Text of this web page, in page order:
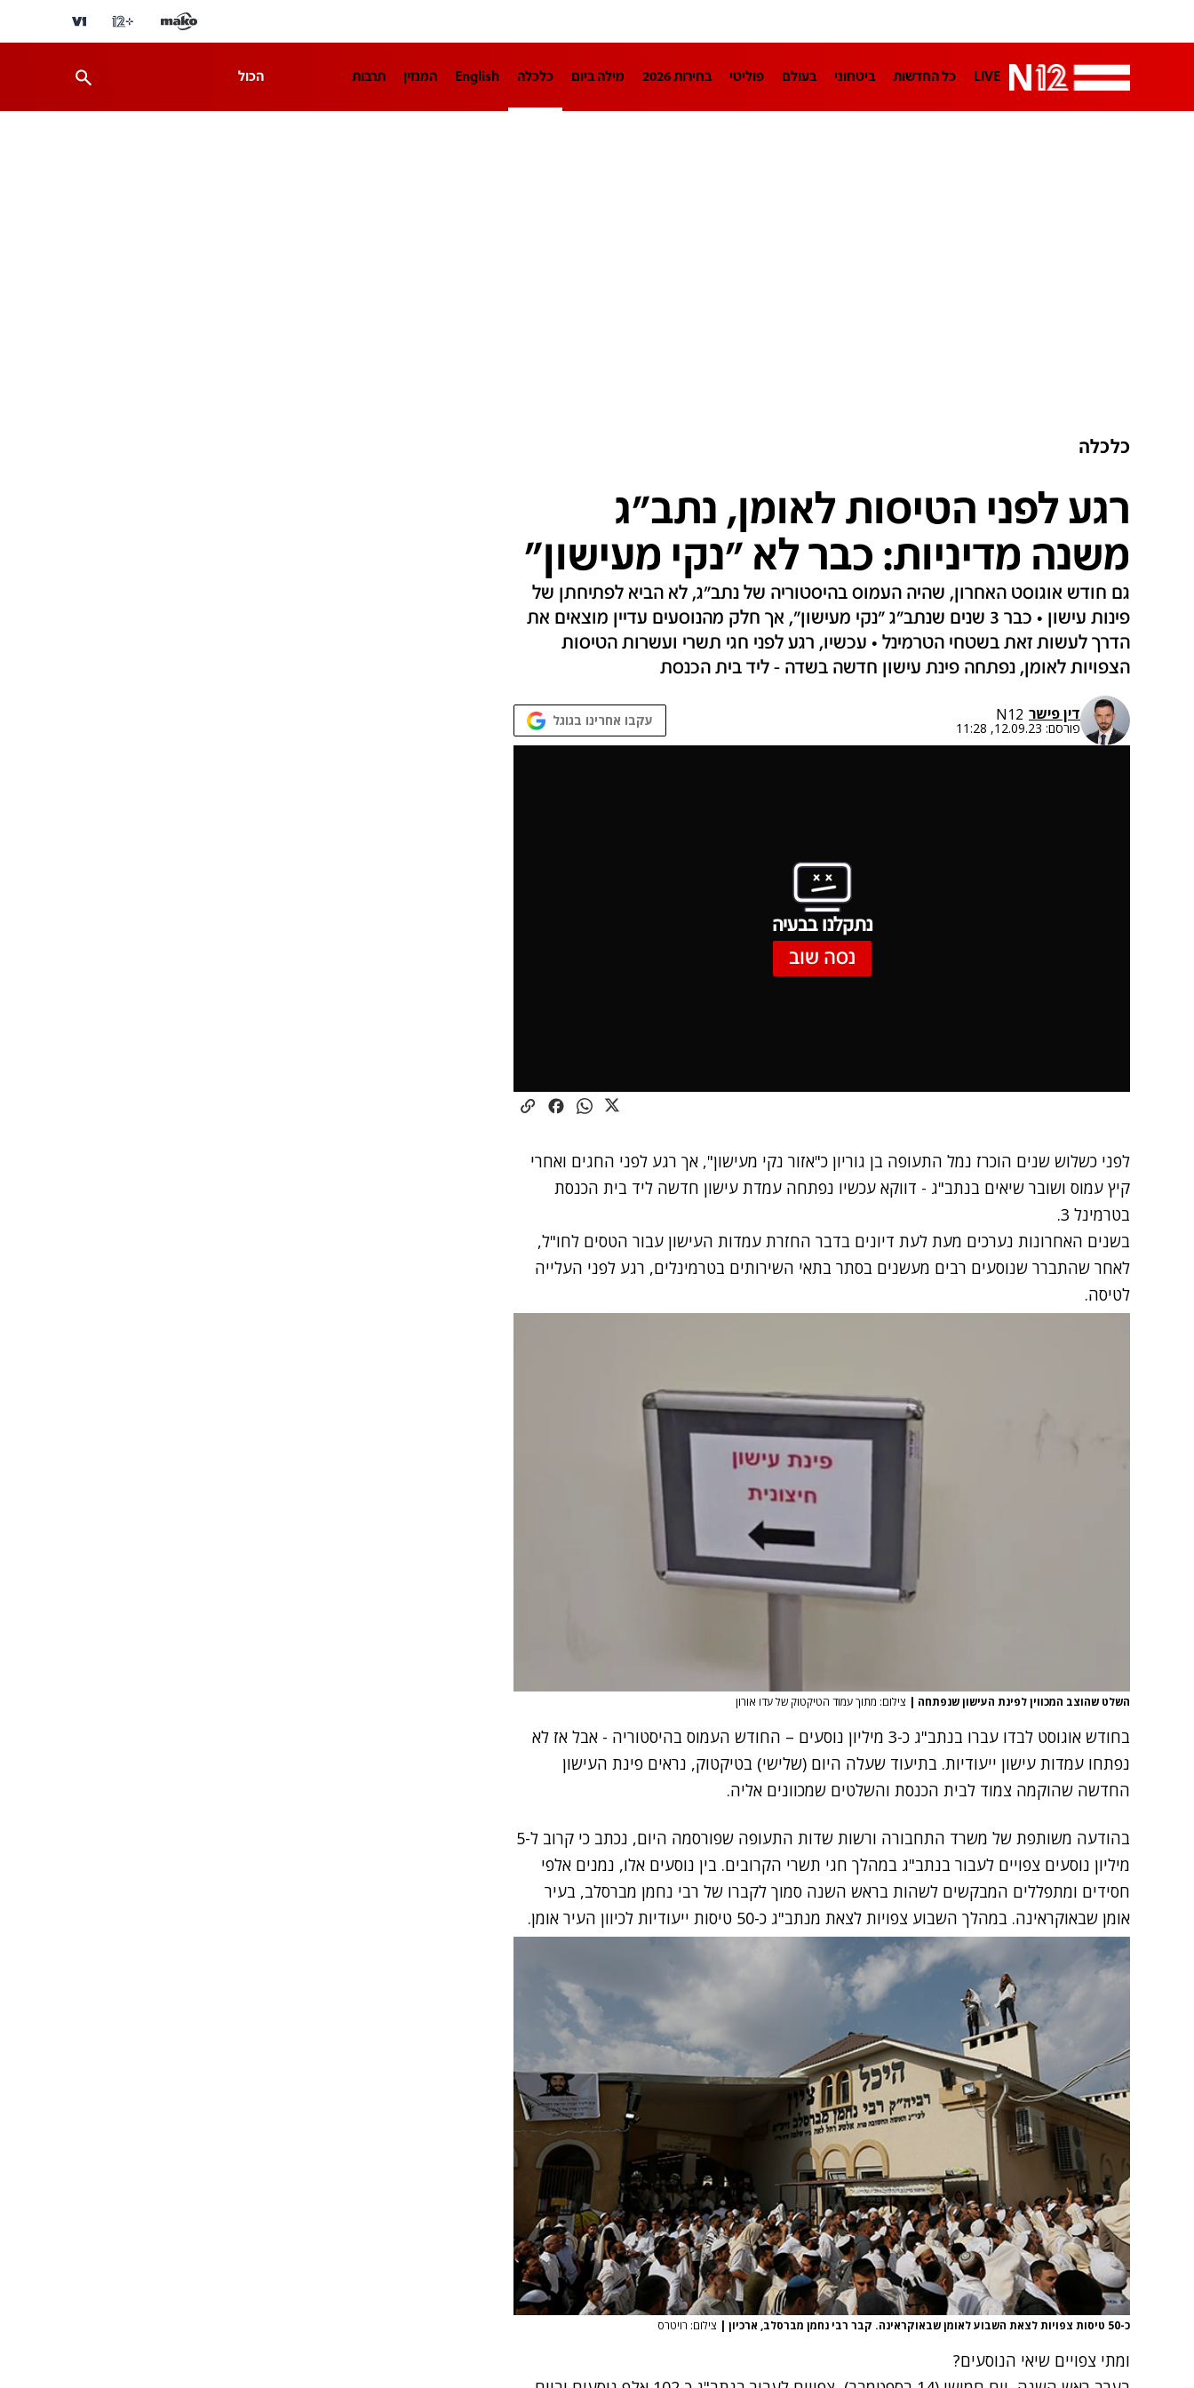
LIVE כל החדשות ביטחוני בעולם פוליטי בחירות 2026 מילה ביום כלכלה English המגזין תרבות הכול
כלכלה
רגע לפני הטיסות לאומן, נתב"ג
משנה מדיניות: כבר לא "נקי מעישון"
גם חודש אוגוסט האחרון, שהיה העמוס בהיסטוריה של נתב"ג, לא הביא לפתיחתן של
פינות עישון • כבר 3 שנים שנתב"ג "נקי מעישון", אך חלק מהנוסעים עדיין מוצאים את
הדרך לעשות זאת בשטחי הטרמינל • עכשיו, רגע לפני חגי תשרי ועשרות הטיסות
הצפויות לאומן, נפתחה פינת עישון חדשה בשדה - ליד בית הכנסת
דין פישר N12
פורסם: 12.09.23, 11:28 עקבו אחרינו בגוגל
נתקלנו בבעיה
נסה שוב
לפני כשלוש שנים הוכרז נמל התעופה בן גוריון כ"אזור נקי מעישון", אך רגע לפני החגים ואחרי
קיץ עמוס ושובר שיאים בנתב"ג - דווקא עכשיו נפתחה עמדת עישון חדשה ליד בית הכנסת
בטרמינל 3.
בשנים האחרונות נערכים מעת לעת דיונים בדבר החזרת עמדות העישון עבור הטסים לחו"ל,
לאחר שהתברר שנוסעים רבים מעשנים בסתר בתאי השירותים בטרמינלים, רגע לפני העלייה
לטיסה.
השלט שהוצב המכווין לפינת העישון שנפתחה | צילום: מתוך עמוד הטיקטוק של עדו אורון
בחודש אוגוסט לבדו עברו בנתב"ג כ-3 מיליון נוסעים – החודש העמוס בהיסטוריה - אבל אז לא
נפתחו עמדות עישון ייעודיות. בתיעוד שעלה היום (שלישי) בטיקטוק, נראים פינת העישון
החדשה שהוקמה צמוד לבית הכנסת והשלטים שמכוונים אליה.
בהודעה משותפת של משרד התחבורה ורשות שדות התעופה שפורסמה היום, נכתב כי קרוב ל-5
מיליון נוסעים צפויים לעבור בנתב"ג במהלך חגי תשרי הקרובים. בין נוסעים אלו, נמנים אלפי
חסידים ומתפללים המבקשים לשהות בראש השנה סמוך לקברו של רבי נחמן מברסלב, בעיר
אומן שבאוקראינה. במהלך השבוע צפויות לצאת מנתב"ג כ-50 טיסות ייעודיות לכיוון העיר אומן.
כ-50 טיסות צפויות לצאת השבוע לאומן שבאוקראינה. קבר רבי נחמן מברסלב, ארכיון | צילום: רויטרס
ומתי צפויים שיאי הנוסעים?